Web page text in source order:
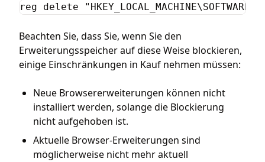
reg delete
Beachten Sie, dass Sie, wenn Sie den
Erweiterungsspeicher auf diese Weise blockieren,
einige Einschränkungen in Kauf nehmen müssen:
Neue Browsererweiterungen können nicht
installiert werden, solange die Blockierung
nicht aufgehoben ist.
Aktuelle Browser-Erweiterungen sind
möglicherweise nicht mehr aktuell